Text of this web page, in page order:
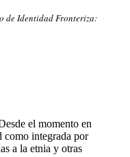
de Identidad Fronteriza:
el momento en
como integrada por
a la etnia y otras